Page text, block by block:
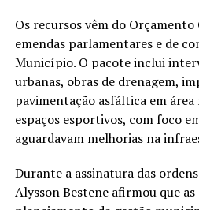
Os recursos vêm do Orçamento
emendas parlamentares e de
Município. O pacote inclui
urbanas, obras de drenagem,
pavimentação asfáltica em
espaços esportivos, com foco
aguardavam melhorias na
Durante a assinatura das
Alysson Bestene afirmou que